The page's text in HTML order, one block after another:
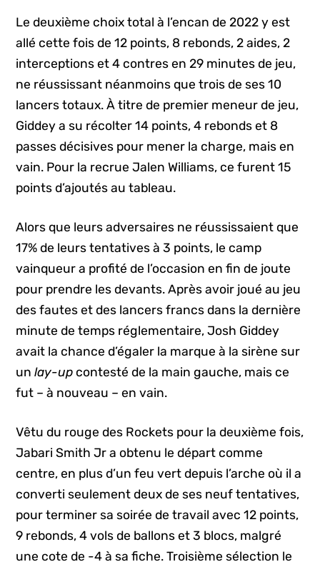
Le deuxième choix total à l’encan de 2022 y est
allé cette fois de 12 points, 8 rebonds, 2 aides, 2
interceptions et 4 contres en 29 minutes de jeu,
ne réussissant néanmoins que trois de ses 10
lancers totaux. À titre de premier meneur de jeu,
Giddey a su récolter 14 points, 4 rebonds et 8
passes décisives pour mener la charge, mais en
vain. Pour la recrue Jalen Williams, ce furent 15
points d’ajoutés au tableau.
Alors que leurs adversaires ne réussissaient que
17% de leurs tentatives à 3 points, le camp
vainqueur a profité de l’occasion en fin de joute
pour prendre les devants. Après avoir joué au jeu
des fautes et des lancers francs dans la dernière
minute de temps réglementaire, Josh Giddey
avait la chance d’égaler la marque à la sirène sur
unlay-up contesté de la main gauche, mais ce
fut – à nouveau – en vain.
Vêtu du rouge des Rockets pour la deuxième fois,
Jabari Smith Jr a obtenu le départ comme
centre, en plus d’un feu vert depuis l’arche où il a
converti seulement deux de ses neuf tentatives,
pour terminer sa soirée de travail avec 12 points,
9 rebonds, 4 vols de ballons et 3 blocs, malgré
une cote de -4 à sa fiche. Troisième sélection le